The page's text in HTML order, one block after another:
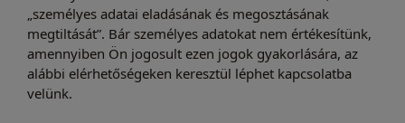
„személyes adatai eladásának és megosztásának
megtiltását”. Bár személyes adatokat nem értékesítünk,
amennyiben Ön jogosult ezen jogok gyakorlására, az
alábbi elérhetőségeken keresztül léphet kapcsolatba
velünk.